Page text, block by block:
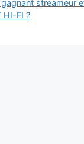
streameur
HI-FI ?